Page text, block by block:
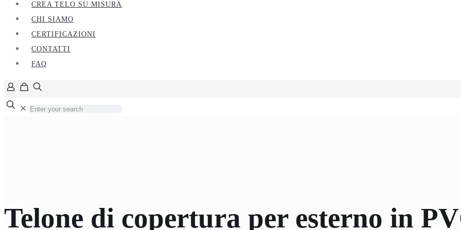
CREA TELO SU MISURA
CHI SIAMO
CERTIFICAZIONI
CONTATTI
FAQ
✕
Telone di copertura per esterno in